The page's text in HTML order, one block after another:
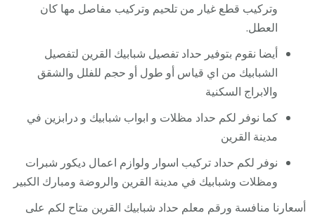
وتركيب قطع غيار من تلحيم وتركيب مفاصل مها كان
العطل.
أيضا نقوم بتوفير حداد تفصيل شبابيك القرين لتفصيل
الشبابيك من اي قياس أو طول أو حجم للفلل والشقق
والابراج السكنية
كما نوفر لكم حداد مظلات و ابواب شبابيك و درابزين في
مدينة القرين
نوفر لكم حداد تركيب اسوار ولوازم اعمال ديكور شبرات
ومظلات وشبابيك في مدينة القرين والروضة ومبارك الكبير
أسعارنا منافسة ورقم معلم حداد شبابيك القرين متاح لكم على